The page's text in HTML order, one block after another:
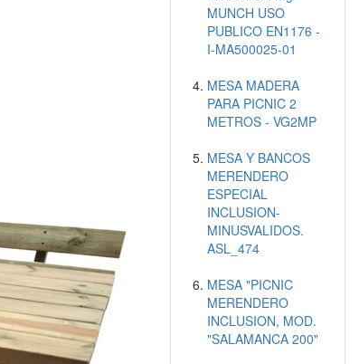
MUNCH USO
PUBLICO EN1176 -
I-MA500025-01
MESA MADERA
PARA PICNIC 2
METROS - VG2MP
MESA Y BANCOS
MERENDERO
ESPECIAL
INCLUSION-
MINUSVALIDOS.
ASL_474
MESA "PICNIC
MERENDERO
INCLUSION, MOD.
"SALAMANCA 200"